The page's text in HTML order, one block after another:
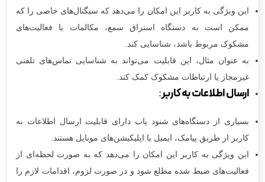
این ویژگی به کاربر این امکان را می‌دهد که سیگنال‌های خاصی را که
ممکن است به دستگاه استراق سمع، مکالمات یا فعالیت‌های
مشکوک مربوط باشد، شناسایی کند.
به عنوان مثال، این قابلیت می‌تواند به شناسایی تماس‌های تلفنی
غیرمجاز یا ارتباطات مشکوک کمک کند.
ارسال اطلاعات به کاربر:
بسیاری از دستگاه‌های شنود یاب دارای قابلیت ارسال اطلاعات به
کاربر از طریق پیامک، ایمیل یا اپلیکیشن‌های موبایل هستند.
این ویژگی به کاربر این امکان را می‌دهد که به صورت لحظه‌ای از
فعالیت‌های ضبط شده مطلع شود و در صورت لزوم، اقدامات لازم را